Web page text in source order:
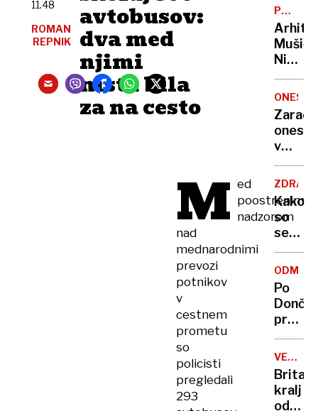
avtobusov:
dva med
njimi
nista bila
za na cesto
11.48
ROMAN
REPNIK
M ed
poostrenim
nadzorom
nad
mednarodnimi
prevozi
potnikov
v
cestnem
prometu
so
policisti
pregledali
293
nov
rekord
CENTER
Mušič:
Nikoli
nisem
da je
to v
moji
sploh
Zaradi
v
delu
voda
Kako
so
se
cilji
vlade
Po
Karma
je
psica,
Nico
pa
VELIKA
kralj